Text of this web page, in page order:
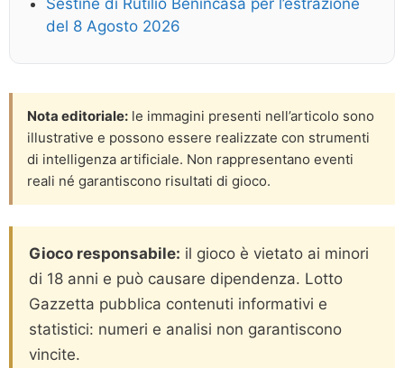
Sestine di Rutilio Benincasa per l’estrazione
del 8 Agosto 2026
Nota editoriale: le immagini presenti nell’articolo sono
illustrative e possono essere realizzate con strumenti
di intelligenza artificiale. Non rappresentano eventi
reali né garantiscono risultati di gioco.
Gioco responsabile: il gioco è vietato ai minori
di 18 anni e può causare dipendenza. Lotto
Gazzetta pubblica contenuti informativi e
statistici: numeri e analisi non garantiscono
vincite.